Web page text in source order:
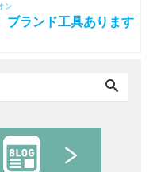
ン
ランド工具あります